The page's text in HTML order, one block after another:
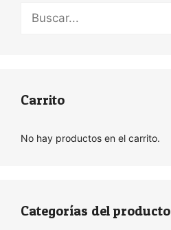
Carrito
No hay productos en el carrito.
Categorías del producto